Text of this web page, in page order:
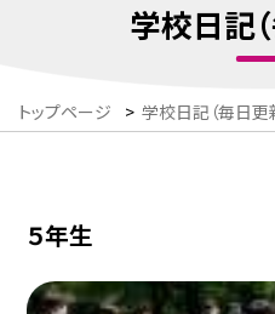
学校日記
トップページ > 学校日記（毎日更
５年生